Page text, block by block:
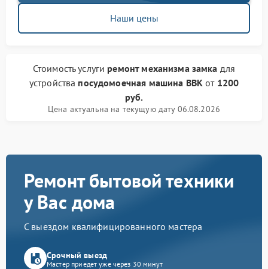
Наши цены
Стоимость услуги ремонт механизма замка для
устройства посудомоечная машина BBK от 1200
руб.
Цена актуальна на текущую дату 06.08.2026
Ремонт бытовой техники
у Вас дома
С выездом квалифицированного мастера
Срочный выезд
Мастер приедет уже через 30 минут